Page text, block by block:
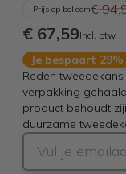
Prijs op bol.com€
€ 67,59Incl. btw
Je bespaart 29%
Reden
verpakking
product behoudt
duurzame